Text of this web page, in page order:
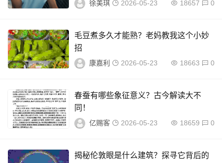
幻灯片2
徐美琪 2026-05-23 18657 0
毛豆煮多久才能熟？老妈教我这个小妙
招
康嘉利 2026-05-23 18663 0
春蚕有哪些象征意义？古今解读大不
同！
亿赐客 2026-05-23 18659 0
揭秘伦敦眼是什么建筑？探寻它背后的